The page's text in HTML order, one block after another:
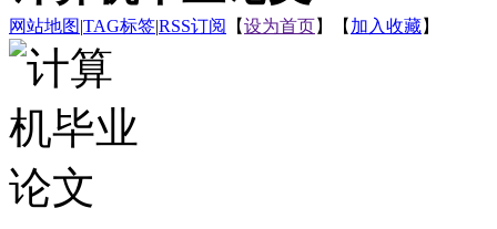
网站地图|TAG标签|RSS订阅 【设为首页】【 加入收藏】